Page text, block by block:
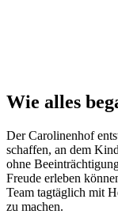
Wie alles
Der Carolinenhof
schaffen, an dem
ohne
Freude erleben
Team tagtäglich mit
zu machen.